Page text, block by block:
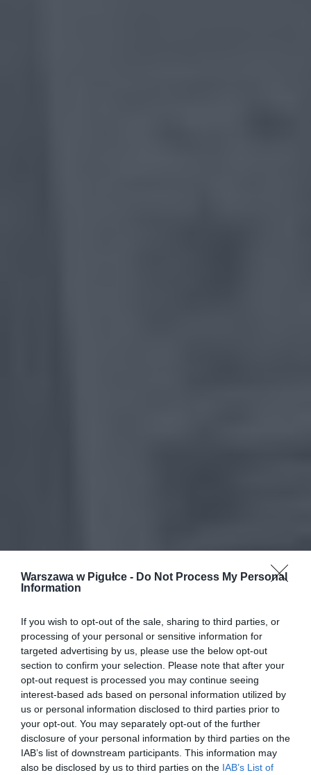
Warszawa w Pigułce - Do Not Process My Personal
Information
If you wish to opt-out of the sale, sharing to third parties, or
processing of your personal or sensitive information for
targeted advertising by us, please use the below opt-out
section to confirm your selection. Please note that after your
opt-out request is processed you may continue seeing
interest-based ads based on personal information utilized by
us or personal information disclosed to third parties prior to
your opt-out. You may separately opt-out of the further
disclosure of your personal information by third parties on the
IAB’s list of downstream participants. This information may
also be disclosed by us to third parties on the IAB’s List of